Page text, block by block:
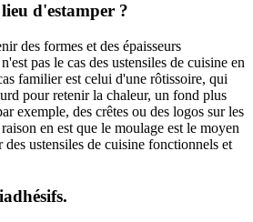
d'estamper ?
des formes et des épaisseurs
pas le cas des ustensiles de cuisine en
familier est celui d'une rôtissoire, qui
pour retenir la chaleur, un fond plus
exemple, des crêtes ou des logos sur les
en est que le moulage est le moyen
ustensiles de cuisine fonctionnels et